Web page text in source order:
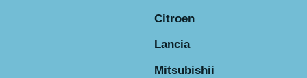
Citroen
Lancia
Mitsubishii